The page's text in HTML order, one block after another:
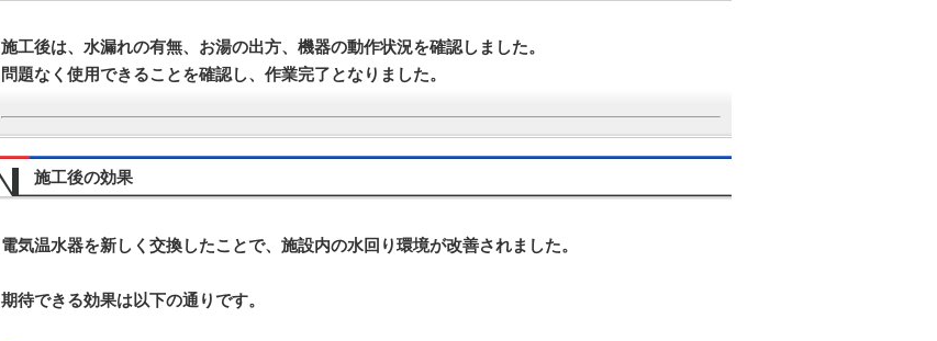
施工後は、水漏れの有無、お湯の出方、機器の動作状況を確認しました。
問題なく使用できることを確認し、作業完了となりました。
施工後の効果
電気温水器を新しく交換したことで、施設内の水回り環境が改善されました。
期待できる効果は以下の通りです。